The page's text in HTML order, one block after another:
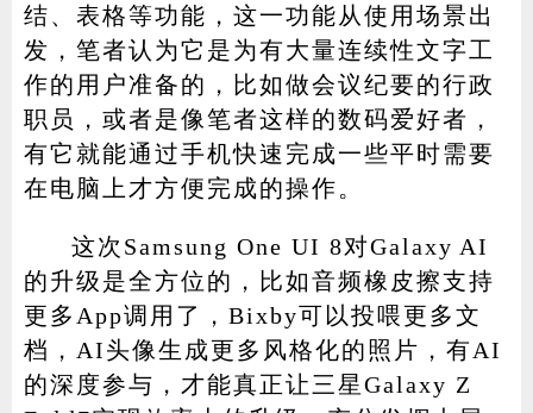
结、表格等功能，这一功能从使用场景出
发，笔者认为它是为有大量连续性文字工
作的用户准备的，比如做会议纪要的行政
职员，或者是像笔者这样的数码爱好者，
有它就能通过手机快速完成一些平时需要
在电脑上才方便完成的操作。
这次Samsung One UI 8对Galaxy AI
的升级是全方位的，比如音频橡皮擦支持
更多App调用了，Bixby可以投喂更多文
档，AI头像生成更多风格化的照片，有AI
的深度参与，才能真正让三星Galaxy Z